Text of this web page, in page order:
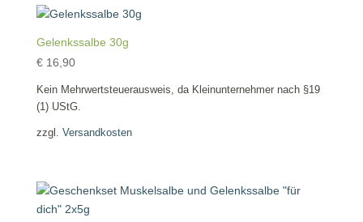
Gelenkssalbe 30g
€16,90
Kein Mehrwertsteuerausweis, da Kleinunternehmer nach §19
(1) UStG.
zzgl. Versandkosten